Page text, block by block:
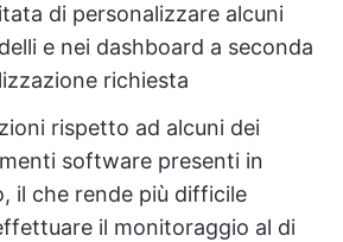
di personalizzare alcuni
e nei dashboard a seconda
richiesta
rispetto ad alcuni dei
software presenti in
il che rende più difficile
il monitoraggio al di